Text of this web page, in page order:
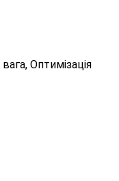
Оптимізація